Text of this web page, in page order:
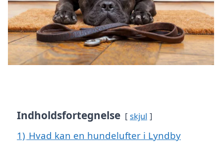
Indholdsfortegnelse skjul
1) Hvad kan en hundelufter i Lyndby